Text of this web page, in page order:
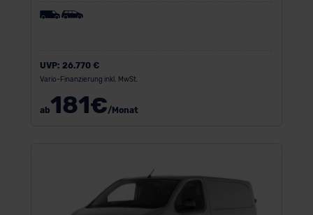
UVP: 26.770 €
Vario-Finanzierung inkl. MwSt.
ab181€/Monat